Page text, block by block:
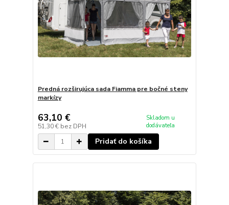
Predná rozširujúca sada Fiamma pre bočné steny
markízy
63,10 €
51,30 € bez DPH
Skladom u
dodávateľa
Pridať do košíka